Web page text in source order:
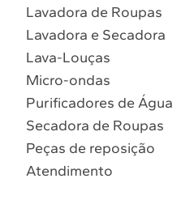
Lavadora de Roupas
Lavadora e Secadora
Lava-Louças
Micro-ondas
Purificadores de Água
Secadora de Roupas
Peças de reposição
Atendimento